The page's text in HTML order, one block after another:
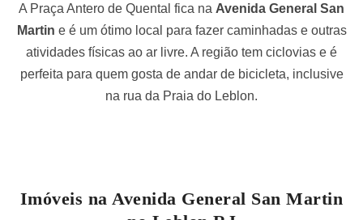
A Praça Antero de Quental fica na Avenida General San
Martin e é um ótimo local para fazer caminhadas e outras
atividades físicas ao ar livre. A região tem ciclovias e é
perfeita para quem gosta de andar de bicicleta, inclusive
na rua da Praia do Leblon.
Imóveis na Avenida General San Martin